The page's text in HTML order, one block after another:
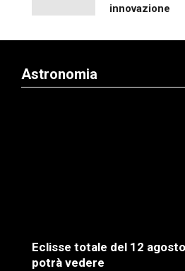
innovazione
Astronomia
Eclisse totale del 12
potrà vedere